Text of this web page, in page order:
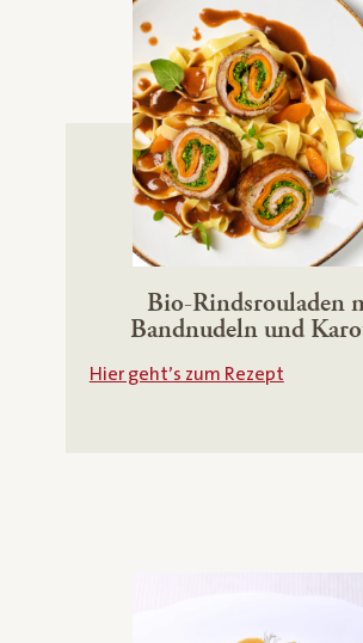
Bio-Rindsrouladen
Bandnudeln und
Hier geht’s zum Rezept